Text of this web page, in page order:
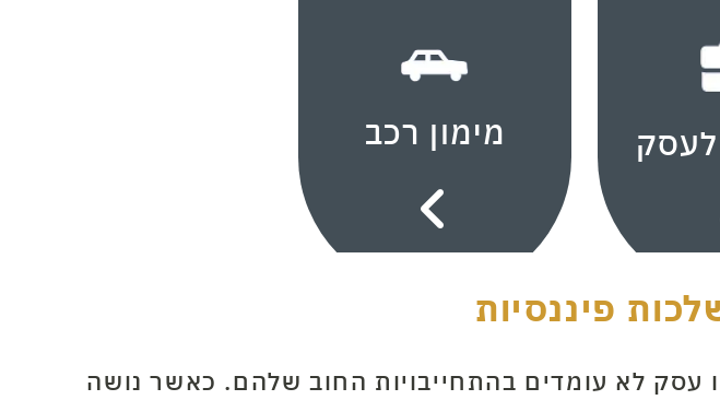
לעסק מימון רכב
פיננסיות
לא עומדים בהתחייבויות החוב שלהם. כאשר נושה